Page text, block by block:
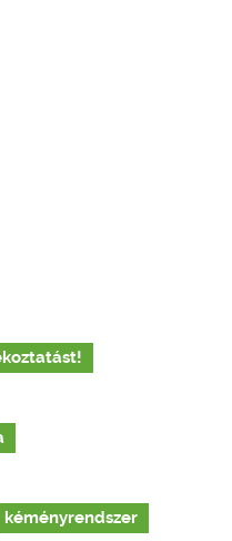
kéményrendszer